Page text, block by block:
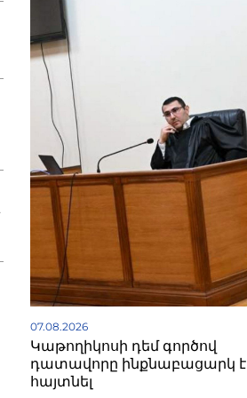
07.08.2026
Կաթողիկոսի դեմ գործով
դատավորը ինքնաբացարկ է
հայտնել